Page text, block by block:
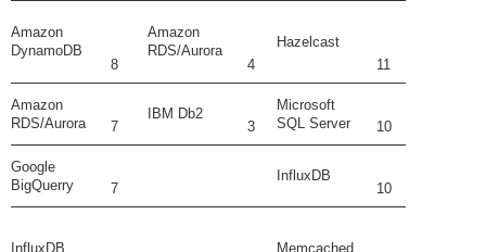
Amazon
DynamoDB
8
Amazon
RDS/Aurora
4
Hazelcast
11
Amazon
RDS/Aurora
7
IBM Db2
3
Microsoft
SQL Server
10
Google
BigQuerry
7
InfluxDB
10
InfluxDB
Memcached